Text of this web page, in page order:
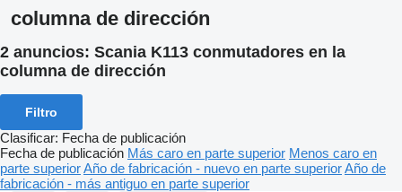
columna de dirección
2 anuncios: Scania K113 conmutadores en la
columna de dirección
Filtro
Clasificar: Fecha de publicación
Fecha de publicación Más caro en parte superior Menos caro en
parte superiorAño de fabricación - nuevo en parte superiorAño de
fabricación - más antiguo en parte superior